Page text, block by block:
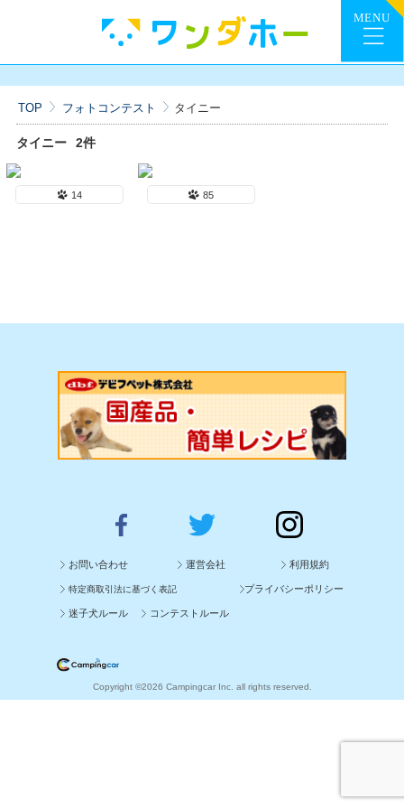
TOP フォトコンテスト タイニー
タイニー 2件
14 85
お問い合わせ 運営会社 利用規約
特定商取引法に基づく表記 プライバシーポリシー
迷子犬ルール コンテストルール
Copyright ©2026 Campingcar Inc. all rights reserved.